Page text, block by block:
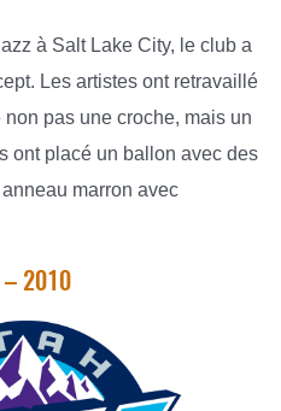
à Salt Lake City, le club a
Les artistes ont retravaillé
pas une croche, mais un
ont placé un ballon avec des
anneau marron avec
2010